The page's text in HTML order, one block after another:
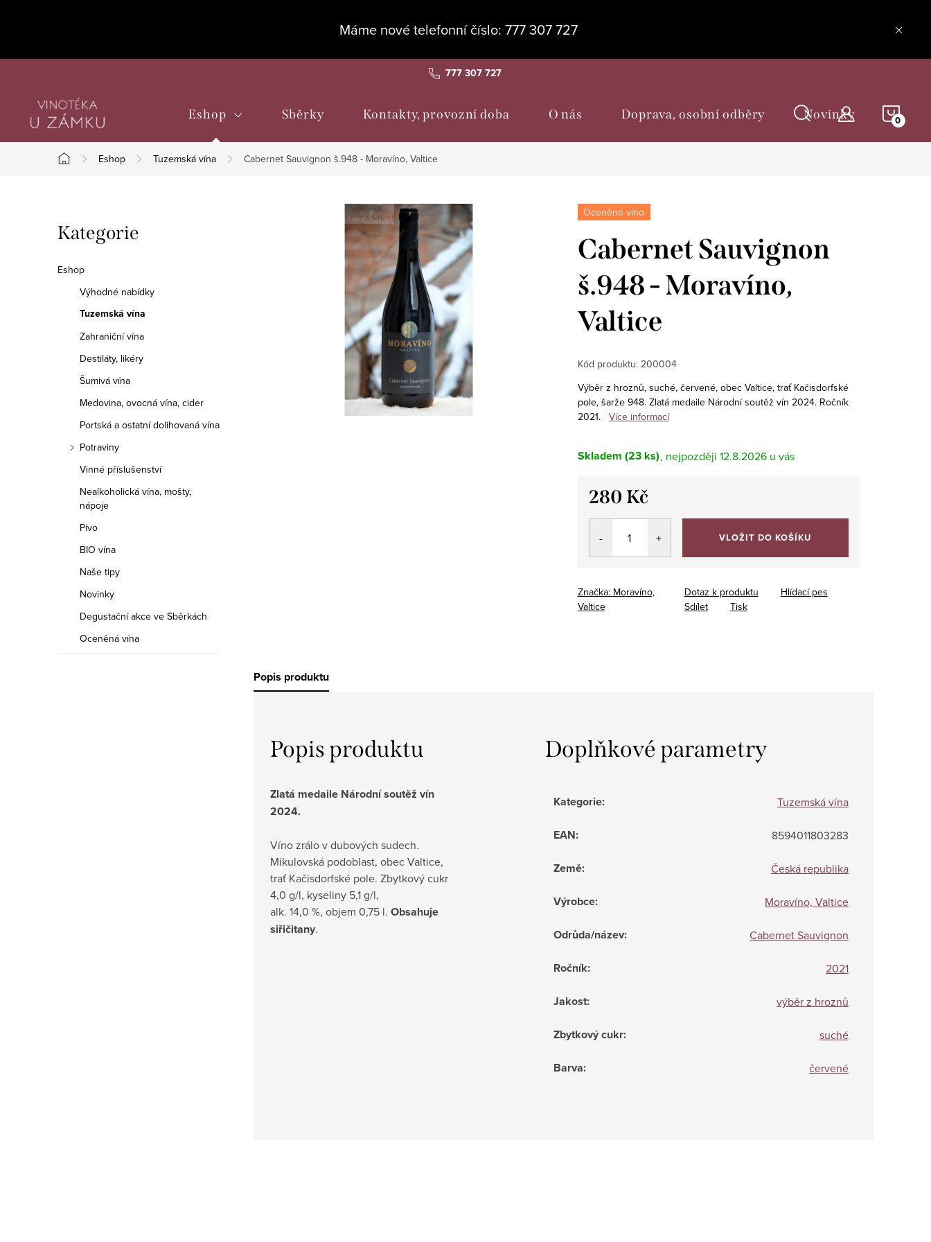
Máme nové telefonní číslo: 777 307 727
777 307 727
Eshop Sběrky Kontakty, provozní doba O nás Doprava, osobní odběry Novinky
Domů
Eshop Tuzemská vína Cabernet Sauvignon š.948 - Moravíno, Valtice
o
s
Přeskočit
kategorie
Kategorie
Eshop
Výhodné nabídky
Tuzemská vína
Zahraniční vína
Destiláty, likéry
Šumivá vína
Medovina, ovocná vína, cider
Portská a ostatní dolihovaná vína
Potraviny
Vinné příslušenství
Nealkoholická vína, mošty,
nápoje
Pivo
BIO vína
Naše tipy
Novinky
Degustační akce ve Sběrkách
Oceněná vína
Oceněné víno
Cabernet Sauvignon
š.948 - Moravíno,
Valtice
Kód produktu: 200004
Výběr z hroznů, suché, červené, obec Valtice, trať Kačisdorfské
pole, šarže 948. Zlatá medaile Národní soutěž vín 2024. Ročník
2021.
Více informací
Skladem (23 ks) 12.8.2026
280 Kč
Měrná
VLOŽIT DO KOŠÍKU
Značka: Moravíno,
Valtice
Tisk
Dotaz k produktu
Hlídací pes
Sdílet
Popis produktu
Popis produktu
Zlatá medaile Národní soutěž vín
2024.
Víno zrálo v dubových sudech.
Mikulovská podoblast, obec Valtice,
trať Kačisdorfské pole. Zbytkový cukr
4,0 g/l, kyseliny 5,1 g/l,
alk. 14,0 %, objem 0,75 l. Obsahuje
siřičitany.
Doplňkové parametry
Kategorie: Tuzemská vína
EAN: 8594011803283
Země: Česká republika
Výrobce: Moravíno, Valtice
Odrůda/název: Cabernet Sauvignon
Ročník: 2021
Jakost: výběr z hroznů
Zbytkový cukr: suché
Barva: červené